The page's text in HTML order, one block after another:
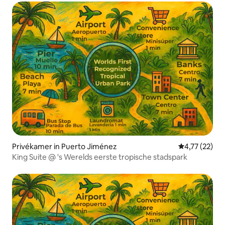
Privékamer in Puerto Jiménez Gemiddelde
4,77 (22)
King Suite @ 's Werelds eerste tropische stadspark